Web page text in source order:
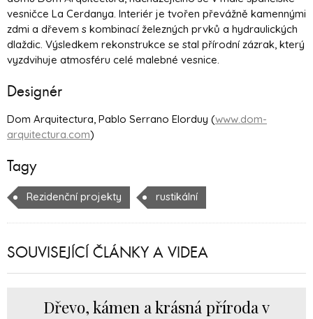
vesničce La Cerdanya. Interiér je tvořen převážně kamennými
zdmi a dřevem s kombinací železných prvků a hydraulických
dlaždic. Výsledkem rekonstrukce se stal přírodní zázrak, který
vyzdvihuje atmosféru celé malebné vesnice.
Designér
Dom Arquitectura, Pablo Serrano Elorduy (www.dom-
arquitectura.com)
Tagy
Rezidenční projekty rustikální
SOUVISEJÍCÍ ČLÁNKY A VIDEA
Dřevo, kámen a krásná příroda v